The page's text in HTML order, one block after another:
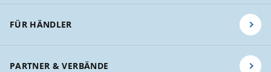
FÜR HÄNDLER
PARTNER & VERBÄNDE